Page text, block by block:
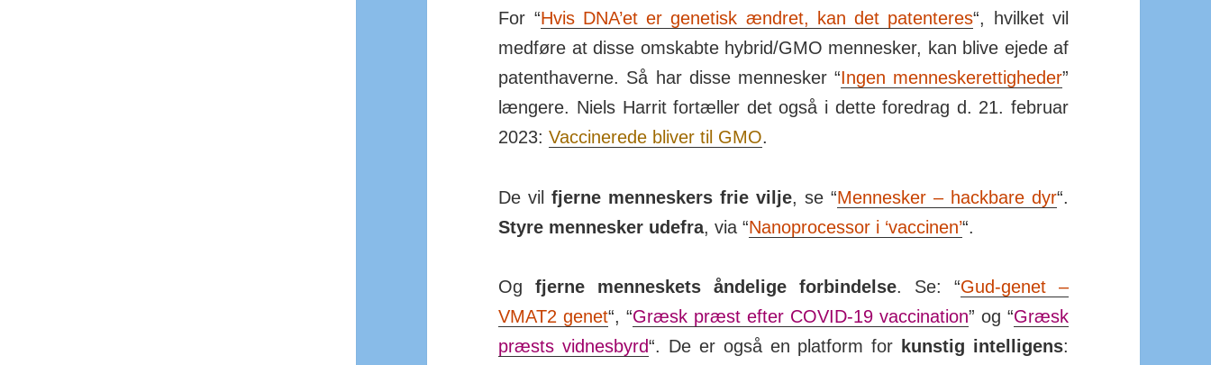
For “Hvis DNA’et er gene­tisk ændret, kan det paten­teres“, hvilket vil
med­føre at disse om­skabte hybrid/­GMO men­nesker, kan blive ejede af
patent­haverne. Så har disse men­nesker “Ingen men­nes­ke­ret­tig­heder”
læn­gere. Niels Harrit for­tæller det også i dette fore­drag d. 21. fe­bruar
2023:Vac­ci­nerede bliver til GMO.
De vilfjerne men­neskers frie vilje, se “Men­nesker – hack­bare dyr“.
Styre men­nesker udefra, via “Nano­pro­cessor i ‘vaccinen’“.
Ogfjerne men­nes­kets ånde­lige for­bin­delse. Se: “Gud-genet –
VMAT2 genet“, “Græsk præst efter COVID-19 vac­ci­nation” og “Græsk
præsts vid­nes­byrd“. De er også en plat­form for kunstig in­tel­li­gens: